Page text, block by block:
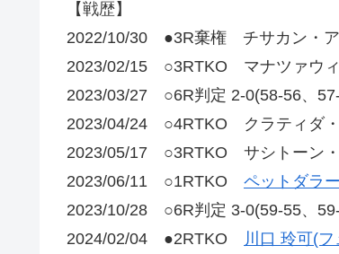
【戦歴】
2022/10/30 ●3R棄権 チサカン・ア
2023/02/15 ○3RTKO マナツァウィ
2023/03/27 ○6R判定 2-0(58-56、
2023/04/24 ○4RTKO クラティダ・
2023/05/17 ○3RTKO サシトーン・
2023/06/11 ○1RTKO ペットダラ
2023/10/28 ○6R判定 3-0(59-55、
2024/02/04 ●2RTKO
川口 玲可(